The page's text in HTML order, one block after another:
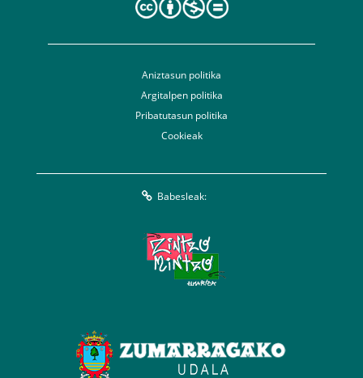
Aniztasun politika
Argitalpen politika
Pribatutasun politika
Cookieak
Babesleak: